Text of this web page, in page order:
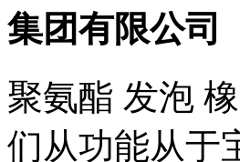
集团有限公司
聚氨酯 发泡
们从功能从于